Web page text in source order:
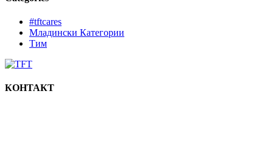
#tftcares
Младински Категории
Тим
КОНТАКТ